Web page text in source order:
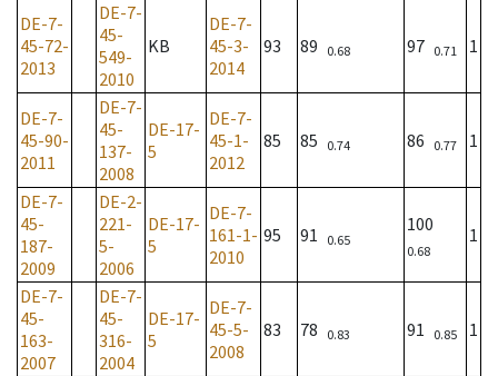
DE-7-
45-72-
2013
DE-7-
45-
549-
2010
KB
DE-7-
45-3-
2014
93 89 0.68 97 0.71 1
DE-7-
45-90-
2011
DE-7-
45-
137-
2008
DE-17-
5
DE-7-
45-1-
2012
85 85 0.74 86 0.77 1
DE-7-
45-
187-
2009
DE-2-
221-
5-
2006
DE-17-
5
DE-7-
161-1-
2010
95 91 0.65
100
0.68
1
DE-7-
45-
163-
2007
DE-7-
45-
316-
2004
DE-17-
5
DE-7-
45-5-
2008
83 78 0.83 91 0.85 1